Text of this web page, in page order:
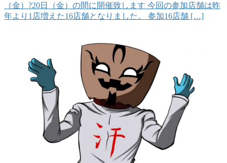
（金）?20日（金）の間に開催致します 今回の参加店舗は昨
年より1店増えた16店舗となりました。 参加16店舗 […]